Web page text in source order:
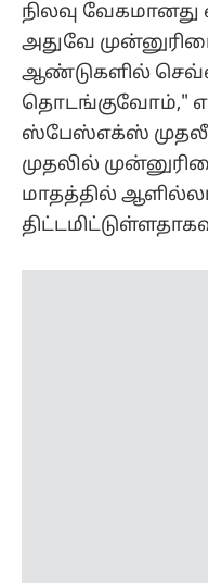
நிலவு
அதுவே
ஆண்டுகளில்
தொடங்குவோம்,"
ஸ்பேஸ்எக்ஸ்
முதலில்
மாதத்தில்